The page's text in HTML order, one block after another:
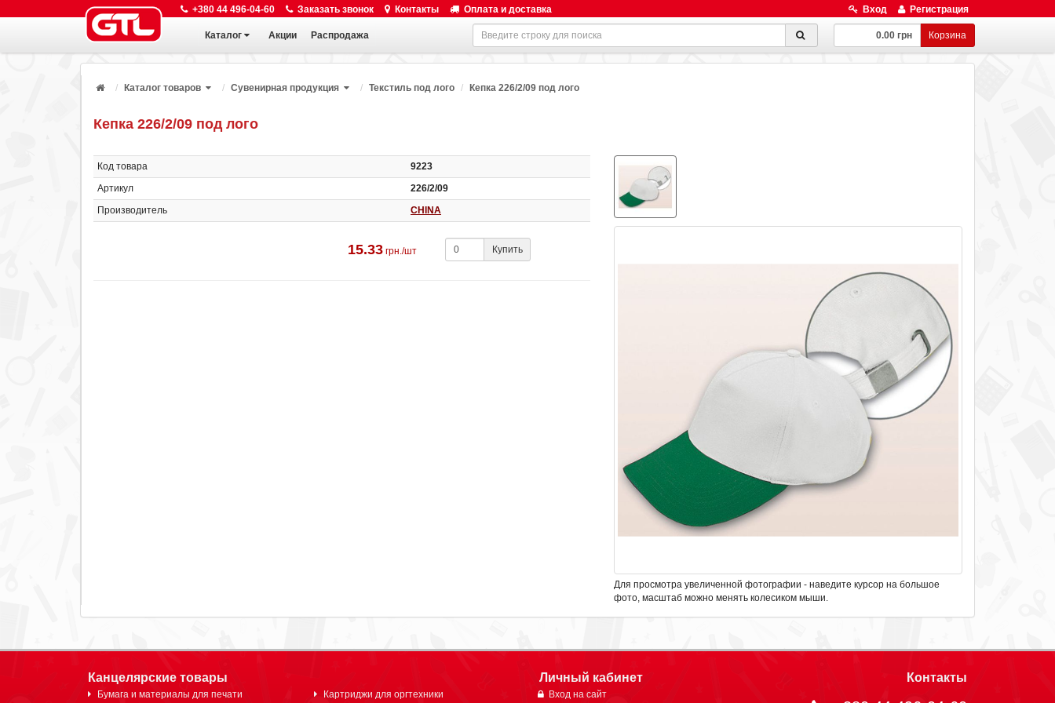
+380 44 496-04-60 Заказать звонок Контакты Оплата и доставка Вход Регистрация
Каталог Акции Распродажа 0.00 грн Корзина
Каталог товаров Сувенирная продукция Текстиль под лого Кепка 226/2/09 под лого
Кепка 226/2/09 под лого
Код товара
9223
Артикул
226/2/09
Производитель
CHINA
15.33 грн./шт Купить
Для просмотра увеличенной фотографии - наведите курсор на большое
фото, масштаб можно менять колесиком мыши.
Канцелярские товары
Бумага и материалы для печати
Картриджи для оргтехники
Личный кабинет
Вход на сайт
Контакты